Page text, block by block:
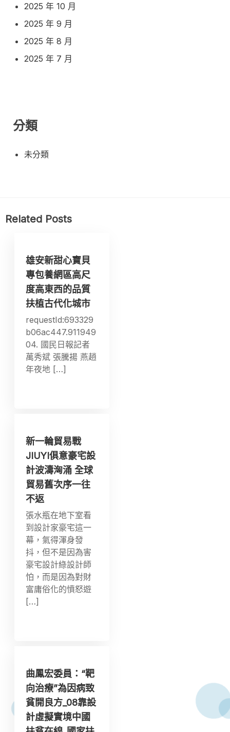
2025 年 10 月
2025 年 9 月
2025 年 8 月
2025 年 7 月
分類
未分類
Related Posts
雄安新甜心寶貝
專包養網區高尺
度高東西的品質
扶植古代化城市
requestId:693329
b06ac447.911949
04. 國民日報記者
萬秀斌 張騰揚 燕趙
年夜地 […]
新一輪貿易戰
JIUYI俱意豪宅設
計波濤洶涌 全球
貿易舊次序一往
不返
張水瓶在地下室看
到設計家豪宅這一
幕，氣得渾身發
抖，但不是因為害
豪宅設計綠設計師
怕，而是因為對財
富庸俗化的憤怒遊
[…]
曲鳳宏委員：“靶
向治療”為因病致
貧開良方_08靠設
計虛擬實境中國